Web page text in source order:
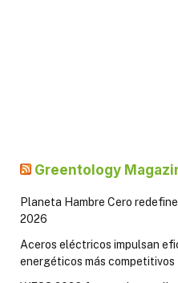
Greentology
Planeta Hambre Cero
2026
Aceros eléctricos impulsan
energéticos más competitivos